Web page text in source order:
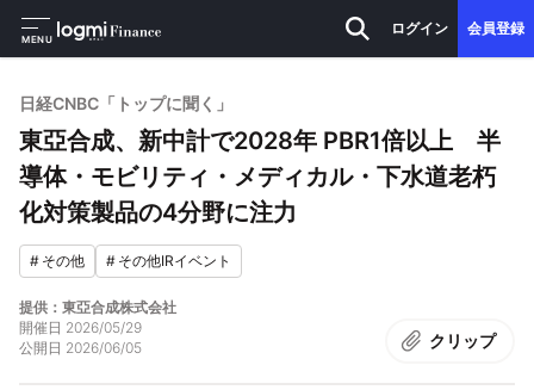
MENU
ログイン 会員登録
日経CNBC「トップに聞く」
東亞合成、新中計で2028年 PBR1倍以上 半
導体・モビリティ・メディカル・下水道老朽
化対策製品の4分野に注力
# その他 # その他IRイベント
提供：東亞合成株式会社
開催日 2026/05/29
公開日 2026/06/05 クリップ